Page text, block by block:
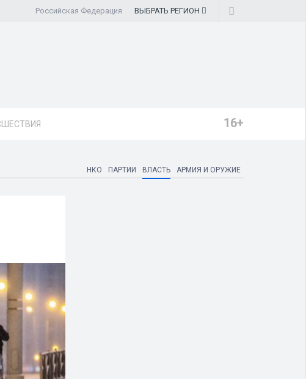
Российская Федерация ВЫБРАТЬ РЕГИОН
16+
НКО ПАРТИИ ВЛАСТЬ АРМИЯ И ОРУЖИЕ